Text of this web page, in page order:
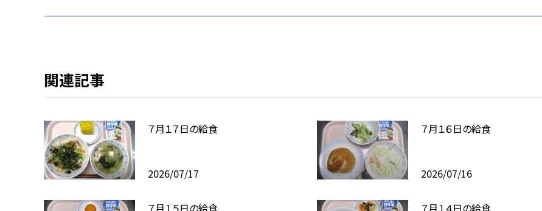
関連記事
７月１７日の給食
2026/07/17
７月１６日の給食
2026/07/16